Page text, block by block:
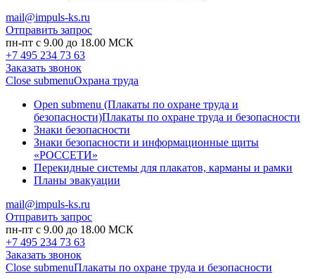
mail@impuls-ks.ru
Отправить запрос
пн-пт с 9.00 до 18.00 МСК
+7 495 234 73 63
Заказать звонок
Close submenuОхрана труда
Open submenu (Плакаты по охране труда и
безопасности)Плакаты по охране труда и безопасности
Знаки безопасности
Знаки безопасности и информационные щиты
«РОССЕТИ»
Перекидные системы для плакатов, карманы и рамки
Планы эвакуации
mail@impuls-ks.ru
Отправить запрос
пн-пт с 9.00 до 18.00 МСК
+7 495 234 73 63
Заказать звонок
Close submenuПлакаты по охране труда и безопасности